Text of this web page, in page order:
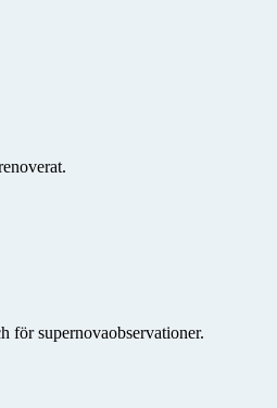
för supernovaobservationer.